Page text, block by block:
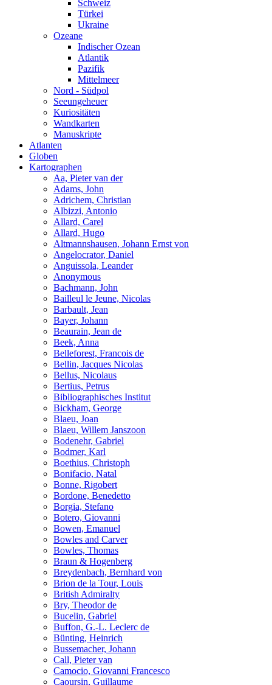
Schweiz
Türkei
Ukraine
Ozeane
Indischer Ozean
Atlantik
Pazifik
Mittelmeer
Nord - Südpol
Seeungeheuer
Kuriositäten
Wandkarten
Manuskripte
Atlanten
Globen
Kartographen
Aa, Pieter van der
Adams, John
Adrichem, Christian
Albizzi, Antonio
Allard, Carel
Allard, Hugo
Altmannshausen, Johann Ernst von
Angelocrator, Daniel
Anguissola, Leander
Anonymous
Bachmann, John
Bailleul le Jeune, Nicolas
Barbault, Jean
Bayer, Johann
Beaurain, Jean de
Beek, Anna
Belleforest, Francois de
Bellin, Jacques Nicolas
Bellus, Nicolaus
Bertius, Petrus
Bibliographisches Institut
Bickham, George
Blaeu, Joan
Blaeu, Willem Janszoon
Bodenehr, Gabriel
Bodmer, Karl
Boethius, Christoph
Bonifacio, Natal
Bonne, Rigobert
Bordone, Benedetto
Borgia, Stefano
Botero, Giovanni
Bowen, Emanuel
Bowles and Carver
Bowles, Thomas
Braun & Hogenberg
Breydenbach, Bernhard von
Brion de la Tour, Louis
British Admiralty
Bry, Theodor de
Bucelin, Gabriel
Buffon, G.-L. Leclerc de
Bünting, Heinrich
Bussemacher, Johann
Call, Pieter van
Camocio, Giovanni Francesco
Caoursin, Guillaume